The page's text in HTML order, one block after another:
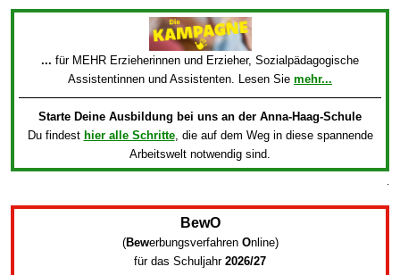
... für MEHR Erzieherinnen und Erzieher, Sozialpädagogische
Assistentinnen und Assistenten. Lesen Sie mehr...
Starte Deine Ausbildung bei uns an der Anna-Haag-Schule
Du findest hier alle Schritte, die auf dem Weg in diese spannende
Arbeitswelt notwendig sind.
BewO
(Bewerbungsverfahren Online)
für das Schuljahr 2026/27